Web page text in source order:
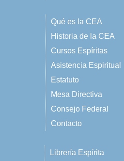
Qué es la CEA
Historia de la CEA
Cursos Espíritas
Asistencia Espiritual
Estatuto
Mesa Directiva
Consejo Federal
Contacto
Librería Espírita